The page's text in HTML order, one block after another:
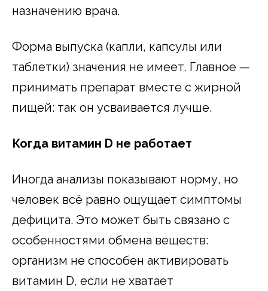
назначению врача.
Форма выпуска (капли, капсулы или
таблетки) значения не имеет. Главное —
принимать препарат вместе с жирной
пищей: так он усваивается лучше.
Когда витамин D не работает
Иногда анализы показывают норму, но
человек всё равно ощущает симптомы
дефицита. Это может быть связано с
особенностями обмена веществ:
организм не способен активировать
витамин D, если не хватает